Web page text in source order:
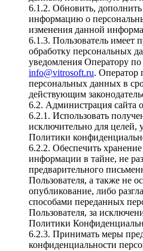
6.1.2. Обновить,
информацию о
изменения данной
6.1.3. Пользователь имеет
обработку персональных
уведомления Оператору
info@vitrosoft.ru. Оператор
персональных данных в
действующим
6.2. Администрация сайта
6.2.1. Использовать
исключительно для целей,
Политики
6.2.2. Обеспечить
информации в тайне, не
предварительного
Пользователя, а также не
опубликование, либо
способами переданных
Пользователя, за
Политики
6.2.3. Принимать меры
конфиденциальности